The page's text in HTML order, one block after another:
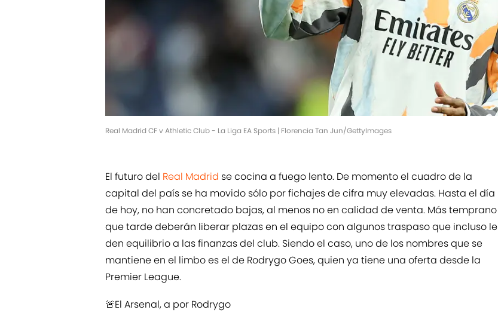
Real Madrid CF v Athletic Club - La Liga EA Sports | Florencia Tan Jun/GettyImages
El futuro del Real Madrid se cocina a fuego lento. De momento el cuadro de la
capital del país se ha movido sólo por fichajes de cifra muy elevadas. Hasta el día
de hoy, no han concretado bajas, al menos no en calidad de venta. Más temprano
que tarde deberán liberar plazas en el equipo con algunos traspaso que incluso le
den equilibrio a las finanzas del club. Siendo el caso, uno de los nombres que se
mantiene en el limbo es el de Rodrygo Goes, quien ya tiene una oferta desde la
Premier League.
🚨El Arsenal, a por Rodrygo